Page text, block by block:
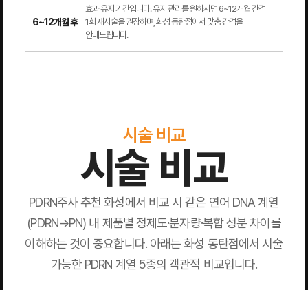
6~12개월 후
효과 유지 기간입니다. 유지 관리를 원하시면 6~12개월 간격
1회 재시술을 권장하며, 화성 동탄점에서 맞춤 간격을
안내드립니다.
시술 비교
시술 비교
PDRN주사 추천 화성에서 비교 시 같은 연어 DNA 계열
(PDRN→PN) 내 제품별 정제도·분자량·복합 성분 차이를
이해하는 것이 중요합니다. 아래는 화성 동탄점에서 시술
가능한 PDRN 계열 5종의 객관적 비교입니다.